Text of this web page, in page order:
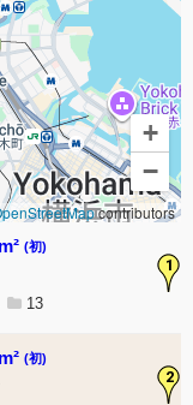
+
−
contributors
1
(初)
13
2
(初)